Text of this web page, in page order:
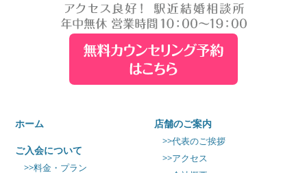
ホーム
ご入会について
>>料金・プラン
店舗のご案内
>>代表のご挨拶
>>アクセス